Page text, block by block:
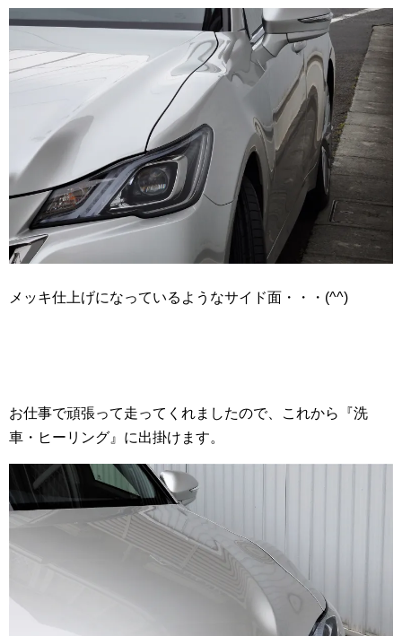
メッキ仕上げになっているようなサイド面・・・(^^)
お仕事で頑張って走ってくれましたので、これから『洗
車・ヒーリング』に出掛けます。